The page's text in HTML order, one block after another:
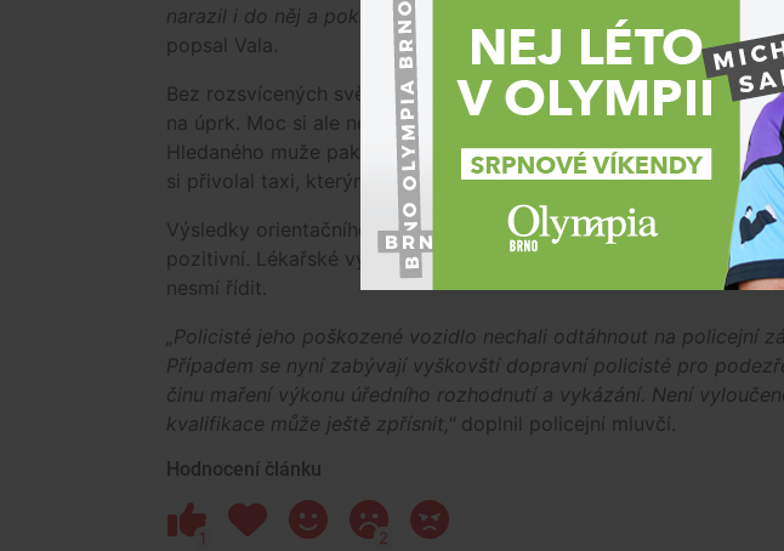
narazil i do něj a pokračoval v úniku. Policisté už však v tu chvíli
popsal Vala.
Bez rozsvícených světel následně šofér vjel do pole s obilím, kde
na úprk. Moc si ale nepomohl. Několik hlídek se totiž zapojilo do
Hledaného muže pak krátce po páté ranní zadrželi na dálnici D1
si přivolal taxi, kterým se snažil z místa dostat.
Výsledky orientačního testu na omamné a psychotropní látky
pozitivní. Lékařské vyšetření výtržník odmítl. Navíc se ukázalo, že
nesmí řídit.
„Policisté jeho poškozené vozidlo nechali odtáhnout na policejní
Případem se nyní zabývají vyškovští dopravní policisté pro
činu maření výkonu úředního rozhodnutí a vykázání. Není
kvalifikace může ještě zpřísnit," doplnil policejní mluvčí.
Hodnocení článku
1 2